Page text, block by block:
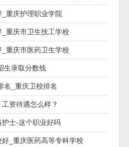
重庆护理职业学院
重庆市卫生技工学校
重庆市医药卫生学校
生录取分数线
名_重庆卫校排名
资待遇怎么样？
士-这个职业好吗
_重庆医药高等专科学校